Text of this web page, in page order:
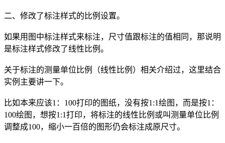
二、修改了标注样式的比例设置。
如果用图中标注样式来标注，尺寸值跟标注的值相同，那说明
是标注样式修改了线性比例。
关于标注的测量单位比例（线性比例）相关介绍过，这里结合
实例主要讲一下。
比如本来应该1：100打印的图纸，没有按1:1绘图，而是按1：
100绘图，想按1:1打印，将标注的线性比例或叫测量单位比例
调整成100，缩小一百倍的图形仍会标注成原尺寸。